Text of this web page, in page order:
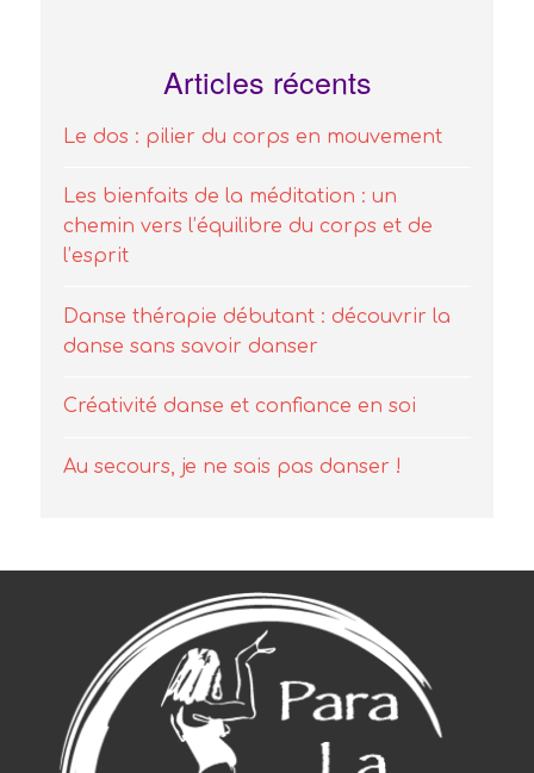
Articles récents
Le dos : pilier du corps en mouvement
Les bienfaits de la méditation : un
chemin vers l’équilibre du corps et de
l’esprit
Danse thérapie débutant : découvrir la
danse sans savoir danser
Créativité danse et confiance en soi
Au secours, je ne sais pas danser !